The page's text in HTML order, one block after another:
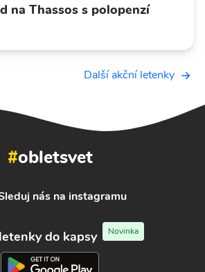
na Thassos s polopenzí
Další akční letenky
#obletsvet
nás na instagramu
do kapsy Novinka